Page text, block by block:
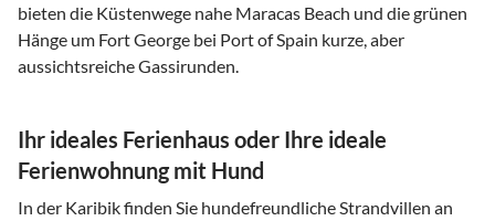
bieten die Küstenwege nahe Maracas Beach und die grünen
Hänge um Fort George bei Port of Spain kurze, aber
aussichtsreiche Gassirunden.
Ihr ideales Ferienhaus oder Ihre ideale
Ferienwohnung mit Hund
In der Karibik finden Sie hundefreundliche Strandvillen an